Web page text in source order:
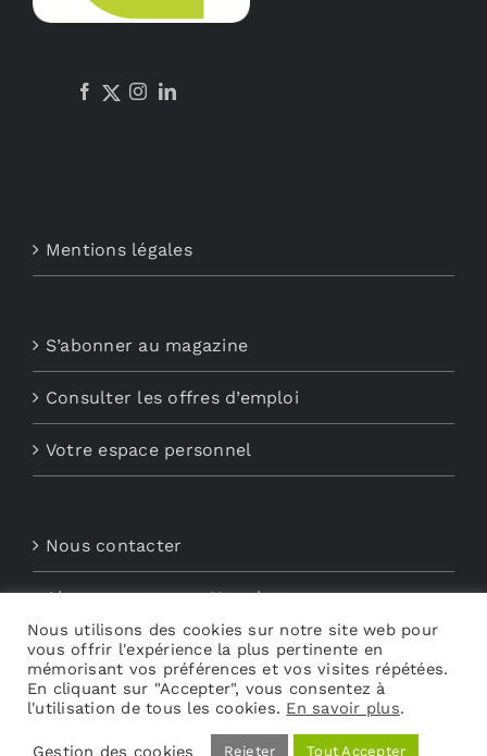
Mentions légales
S’abonner au magazine
Consulter les offres d’emploi
Votre espace personnel
Nous contacter
Abonnements aux Newsletters
Découvrez My Audio
Nous utilisons des cookies sur notre site web pour
vous offrir l'expérience la plus pertinente en
mémorisant vos préférences et vos visites répétées.
En cliquant sur "Accepter", vous consentez à
l'utilisation de tous les cookies. En savoir plus.
Gestion des cookies Rejeter Tout Accepter